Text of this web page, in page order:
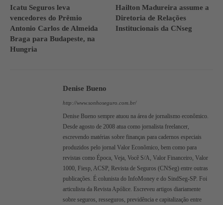
Icatu Seguros leva
vencedores do Prêmio
Antonio Carlos de Almeida
Braga para Budapeste, na
Hungria
Hailton Madureira assume a
Diretoria de Relações
Institucionais da CNseg
Denise Bueno
http://www.sonhoseguro.com.br/
Denise Bueno sempre atuou na área de jornalismo econômico.
Desde agosto de 2008 atua como jornalista freelancer,
escrevendo matérias sobre finanças para cadernos especiais
produzidos pelo jornal Valor Econômico, bem como para
revistas como Época, Veja, Você S/A, Valor Financeiro, Valor
1000, Fiesp, ACSP, Revista de Seguros (CNSeg) entre outras
publicações. É colunista do InfoMoney e do SindSeg-SP. Foi
articulista da Revista Apólice. Escreveu artigos diariamente
sobre seguros, resseguros, previdência e capitalização entre